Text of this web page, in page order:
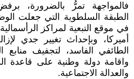
فالمواجهة تمرُّ بالضرورة،
الطبقة السلطوية التي جعلت
في موقع التبعية لمراكز
أميركا، وبإحداث تغيير جدي
الطائفي الفاسد، لتجفيف منابع
واقامة دولة وطنية على قاعدة
والعدالة الاجتماعية.